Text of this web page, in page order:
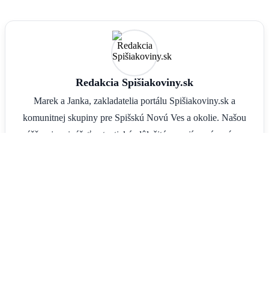
Redakcia Spišiakoviny.sk
Marek a Janka, zakladatelia portálu Spišiakoviny.sk a
komunitnej skupiny pre Spišskú Novú Ves a okolie. Našou
vášňou je prinášať autentické, dôležité a zaujímavé správy z